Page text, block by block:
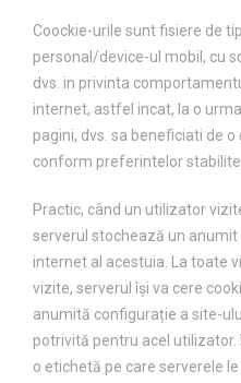
Coockie-urile sunt fisiere de
personal/device-ul mobil, cu
dvs. in privinta
internet, astfel incat, la o
pagini, dvs. sa beneficiati de
conform preferintelor
Practic, când un utilizator
serverul stochează un
internet al acestuia. La toate
vizite, serverul își va cere
anumită configurație a site-
potrivită pentru acel
o etichetă pe care serverele